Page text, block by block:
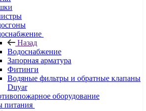
Назад
Водоснабжение
Запорная арматура
Фитинги
Водяные фильтры и обратные клапаны
Duyar
оборудование
питания